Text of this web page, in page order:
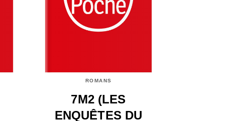
ROMANS
7M2 (LES
ENQUÊTES DU